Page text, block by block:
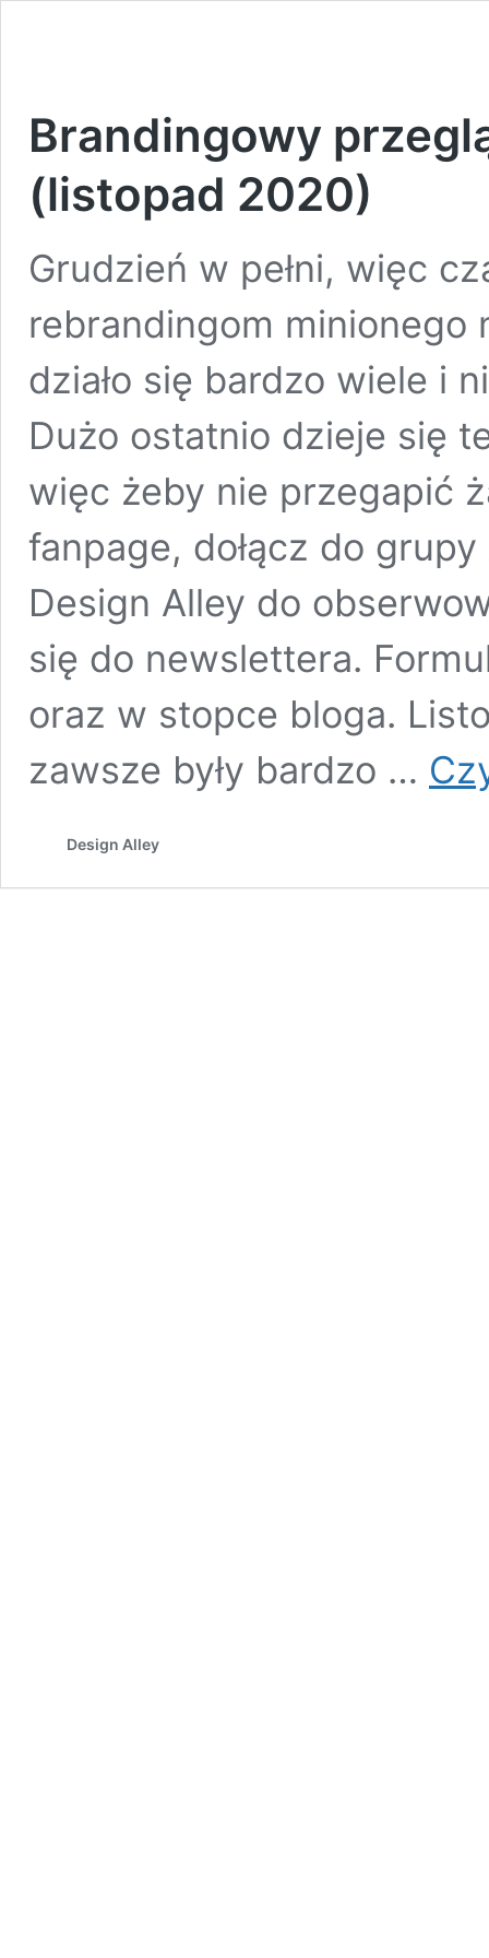
Brandingowy
(listopad 2020)
Grudzień w pełni, więc
rebrandingom minionego
działo się bardzo wiele i
Dużo ostatnio dzieje się
więc żeby nie przegapić
fanpage, dołącz do
Design Alley do
się do newslettera.
oraz w stopce bloga.
zawsze były bardzo …
Design Alley